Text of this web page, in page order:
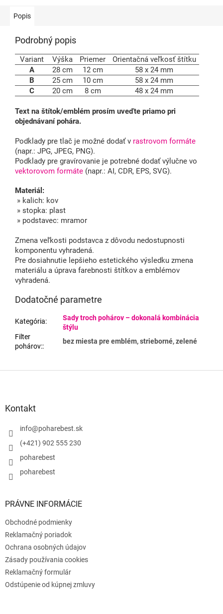
Popis
Podrobný popis
Variant Výška Priemer
Orientačná veľkosť štítku
A
28 cm 12 cm
58 x 24 mm
B
25 cm 10 cm
58 x 24 mm
C
20 cm 8 cm 48 x 24 mm
Text na štítok/emblém prosím uveďte priamo pri
objednávaní pohára.
Podklady pre tlač je možné dodať v rastrovom formáte
(napr.: JPG, JPEG, PNG).
Podklady pre gravírovanie je potrebné dodať výlučne vo
vektorovom formáte (napr.: AI, CDR, EPS, SVG).
Materiál:
» kalich: kov
» stopka: plast
» podstavec: mramor
Zmena veľkosti podstavca z dôvodu nedostupnosti
komponentu vyhradená.
Pre dosiahnutie lepšieho estetického výsledku zmena
materiálu a úprava farebnosti štítkov a emblémov
vyhradená.
Dodatočné parametre
Kategória:
Sady troch pohárov – dokonalá kombinácia
štýlu
Filter
pohárov::
bez miesta pre emblém, strieborné, zelené
Kontakt
info@poharebest.sk
(+421) 902 555 230
poharebest
poharebest
PRÁVNE INFORMÁCIE
Obchodné podmienky
Reklamačný poriadok
Ochrana osobných údajov
Zásady používania cookies
Reklamačný formulár
Odstúpenie od kúpnej zmluvy